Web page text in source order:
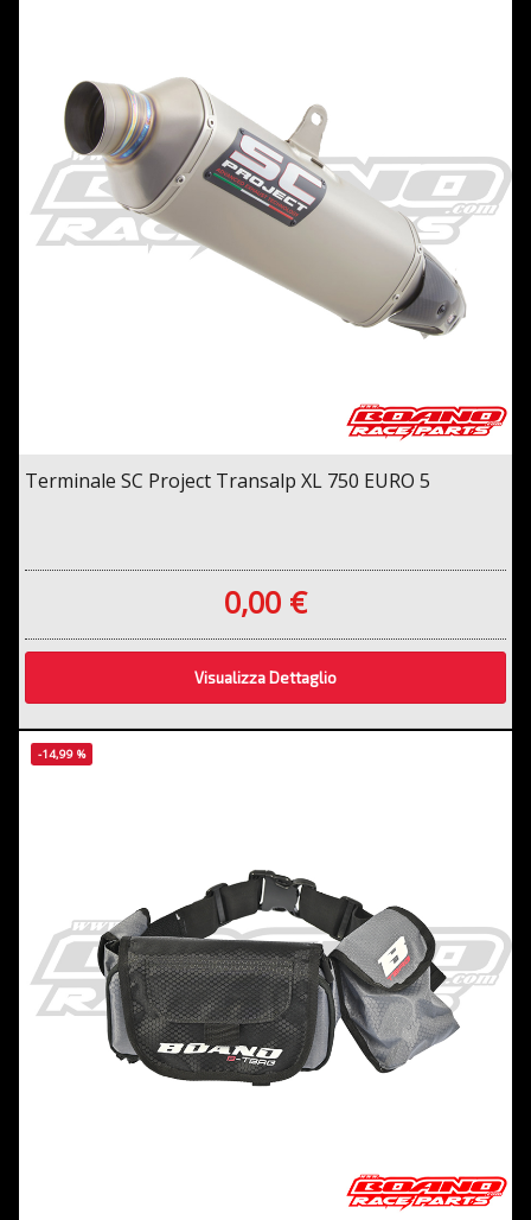
Terminale SC Project Transalp XL 750 EURO 5
0,00 €
Visualizza Dettaglio
-14,99 %